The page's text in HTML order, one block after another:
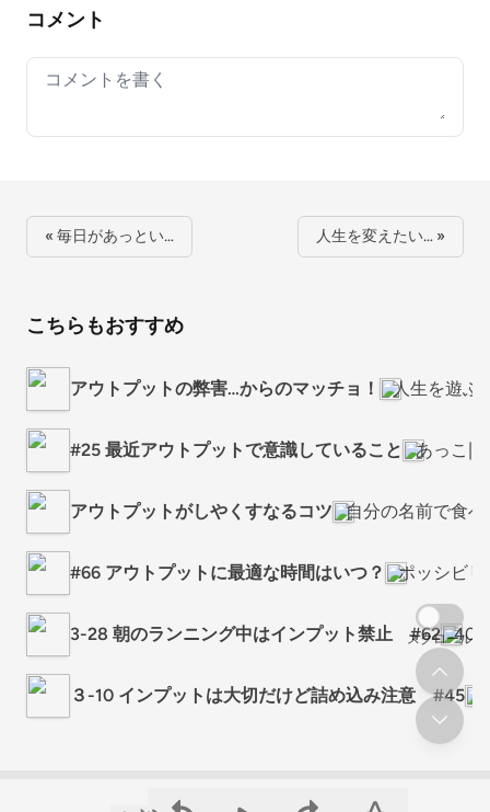
コメント
Your comment
« 毎日があっとい… 人生を変えたい… »
こちらもおすすめ
アウトプットの弊害…からのマッチョ！ 人生を遊ぶ
#25 最近アウトプットで意識していること あっこ|
アウトプットがしやくすなるコツ 自分の名前で食
#66 アウトプットに最適な時間はいつ？ ポッシビ
3-28 朝のランニング中はインプット禁止 #62 40
３-10 インプットは大切だけど詰め込み注意 #45
スクロール